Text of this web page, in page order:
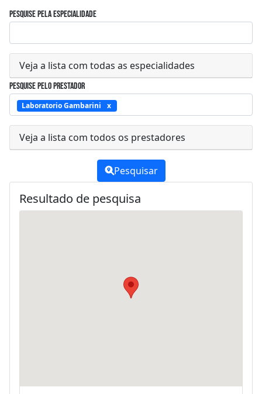
Pesquise pela especialidade
Veja a lista com todas as especialidades
Pesquise pelo prestador
Laboratorio Gambarini
Veja a lista com todos os prestadores
Pesquisar
Resultado de pesquisa